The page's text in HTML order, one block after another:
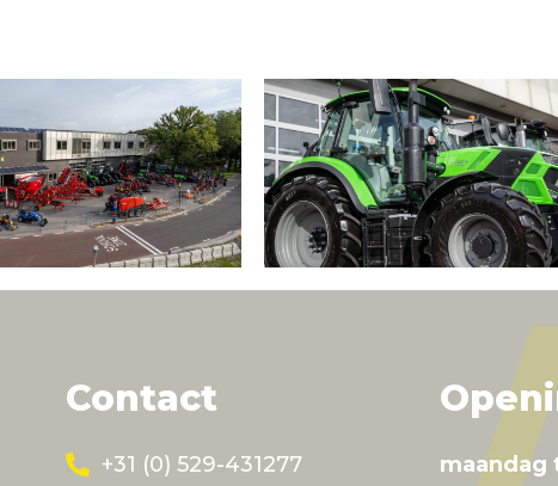
Contact
+31 (0) 529-431277